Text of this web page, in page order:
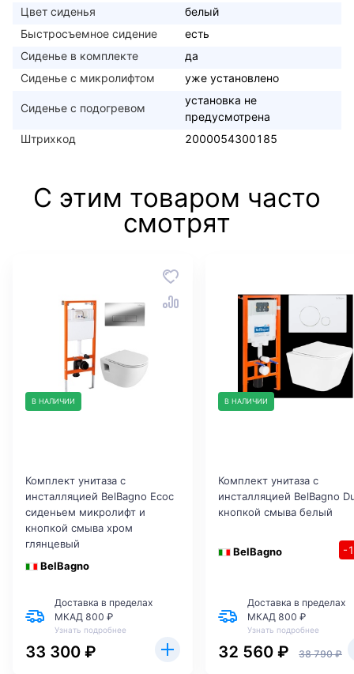
Цвет сиденья
белый
Быстросъемное сидение
есть
Сиденье в комплекте
да
Сиденье с микролифтом
уже установлено
Сиденье с подогревом
установка не
предусмотрена
Штрихкод
2000054300185
С этим товаром часто
смотрят
В НАЛИЧИИ
Комплект унитаза с
инсталляцией BelBagno Ecoс
сиденьем микролифт и
кнопкой смыва хром
глянцевый
BelBagno
Доставка в пределах
МКАД 800 ₽
Узнать подробнее
33 300 ₽
В НАЛИЧИИ
Комплект унитаза с
инсталляцией BelBagno
кнопкой смыва белый
BelBagno -
Доставка в пределах
МКАД 800 ₽
Узнать подробнее
32 560 ₽ 38 790 ₽